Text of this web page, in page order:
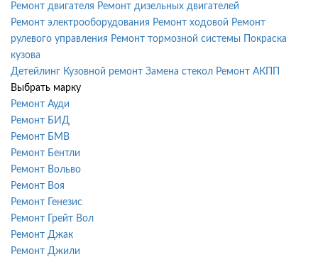
Ремонт двигателя Ремонт дизельных двигателей
Ремонт электрооборудования Ремонт ходовой Ремонт
рулевого управления Ремонт тормозной системы
Покраска
кузова
Детейлинг Кузовной ремонт Замена стекол Ремонт АКПП
Выбрать марку
Ремонт Ауди
Ремонт БИД
Ремонт БМВ
Ремонт Бентли
Ремонт Вольво
Ремонт Воя
Ремонт Генезис
Ремонт Грейт Вол
Ремонт Джак
Ремонт Джили